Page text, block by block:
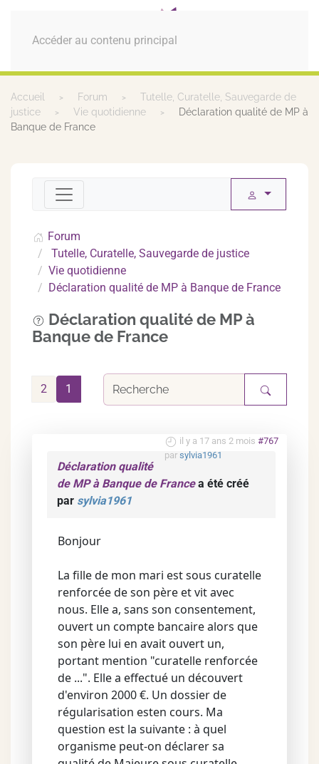
Accéder au contenu principal
MENU
Accueil Forum
Tutelle, Curatelle, Sauvegarde de
justice
Vie quotidienne
Déclaration qualité de MP à
Banque de France
Forum
Tutelle, Curatelle, Sauvegarde de justice
Vie quotidienne
Déclaration qualité de MP à Banque de France
Déclaration qualité de MP à
Banque de France
1
2
il y a 17 ans 2 mois #767
par sylvia1961
Déclaration qualité
de MP à Banque de Francea été créé
par sylvia1961
Bonjour
La fille de mon mari est sous curatelle
renforcée de son père et vit avec
nous. Elle a, sans son consentement,
ouvert un compte bancaire alors que
son père lui en avait ouvert un,
portant mention "curatelle renforcée
de ...". Elle a effectué un découvert
d'environ 2000 €. Un dossier de
régularisation esten cours. Ma
question est la suivante : à quel
organisme peut-on déclarer sa